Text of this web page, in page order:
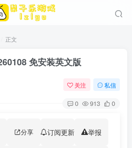
正文
免安装英文版
关注 私信
0 913 0
分享 订阅更新 举报